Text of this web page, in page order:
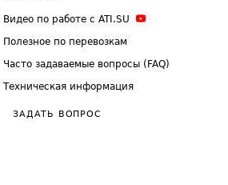
Видео по работе с ATI.SU
Полезное по перевозкам
Часто задаваемые вопросы (FAQ)
Техническая информация
ЗАДАТЬ ВОПРОС